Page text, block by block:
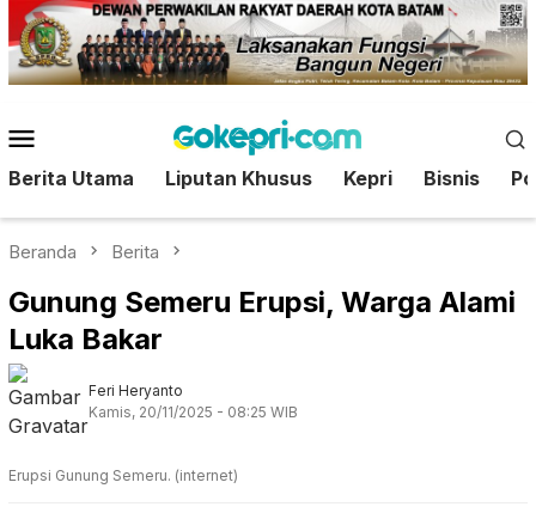
Loncat
ke
konten
Mobile
Berita Utama Liputan Khusus Kepri Bisnis
Beranda Berita
Gunung Semeru Erupsi, Warga Alami
Luka Bakar
Feri Heryanto
Kamis, 20/11/2025 - 08:25 WIB
Erupsi Gunung Semeru. (internet)